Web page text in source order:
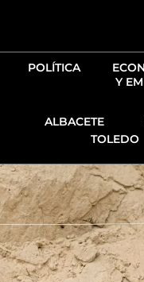
POLÍTICA
Y
ALBACETE
TOLEDO